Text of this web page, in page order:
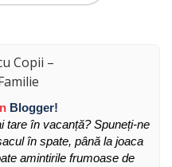
Blogger!
tare în vacanță? Spuneți-ne
în spate, până la joaca
amintirile frumoase de